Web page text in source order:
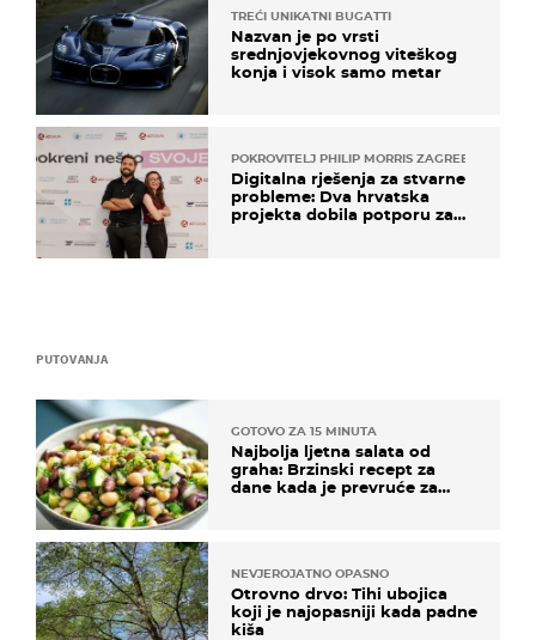
PUTOVANJA
GOTOVO ZA 15 MINUTA
Najbolja ljetna salata od
graha: Brzinski recept za
dane kada je prevruće za
NEVJEROJATNO OPASNO
Otrovno drvo: Tihi ubojica
koji je najopasniji kada padne
kiša
TREĆI UNIKATNI BUGATTI
Nazvan je po vrsti
srednjovjekovnog viteškog
konja i visok samo metar
POKROVITELJ PHILIP MORRIS ZAGREB
Digitalna rješenja za stvarne
probleme: Dva hrvatska
projekta dobila potporu za